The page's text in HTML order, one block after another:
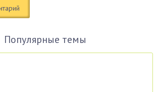
Популярные темы